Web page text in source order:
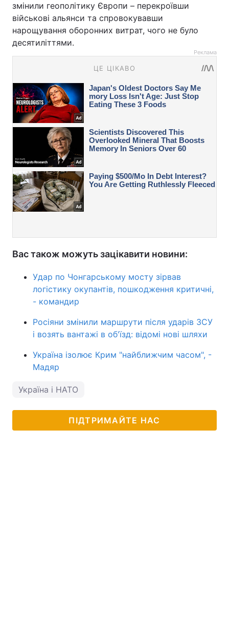
змінили геополітику Європи – перекроївши
військові альянси та спровокувавши
нарощування оборонних витрат, чого не було
десятиліттями.
Реклама
Вас також можуть зацікавити новини:
Удар по Чонгарському мосту зірвав
логістику окупантів, пошкодження критичні,
- командир
Росіяни змінили маршрути після ударів ЗСУ
і возять вантажі в об'їзд: відомі нові шляхи
Україна ізолює Крим "найближчим часом", -
Мадяр
Україна і НАТО
ПІДТРИМАЙТЕ НАС